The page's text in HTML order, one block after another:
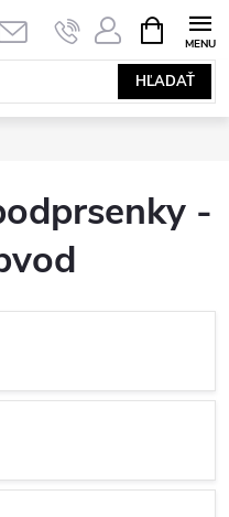
HĽADAŤ
KOŠÍK
-